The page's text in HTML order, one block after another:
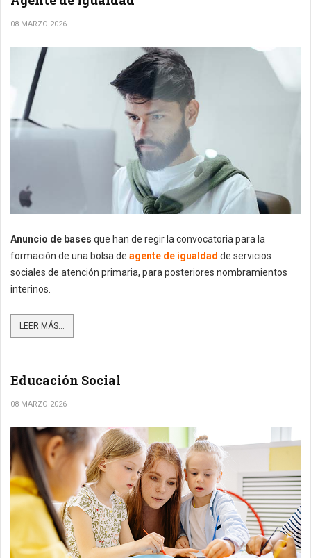
08 MARZO 2026
Anuncio de bases que han de regir la convocatoria para la
formación de una bolsa de agente de igualdad de servicios
sociales de atención primaria, para posteriores nombramientos
interinos.
LEER MÁS...
Educación Social
08 MARZO 2026